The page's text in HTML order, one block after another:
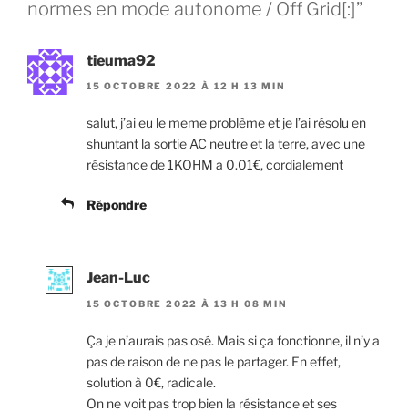
normes en mode autonome / Off Grid[:]”
tieuma92
15 OCTOBRE 2022 À 12 H 13 MIN
salut, j’ai eu le meme problème et je l’ai résolu en
shuntant la sortie AC neutre et la terre, avec une
résistance de 1KOHM a 0.01€, cordialement
Répondre
Jean-Luc
15 OCTOBRE 2022 À 13 H 08 MIN
Ça je n’aurais pas osé. Mais si ça fonctionne, il n’y a
pas de raison de ne pas le partager. En effet,
solution à 0€, radicale.
On ne voit pas trop bien la résistance et ses